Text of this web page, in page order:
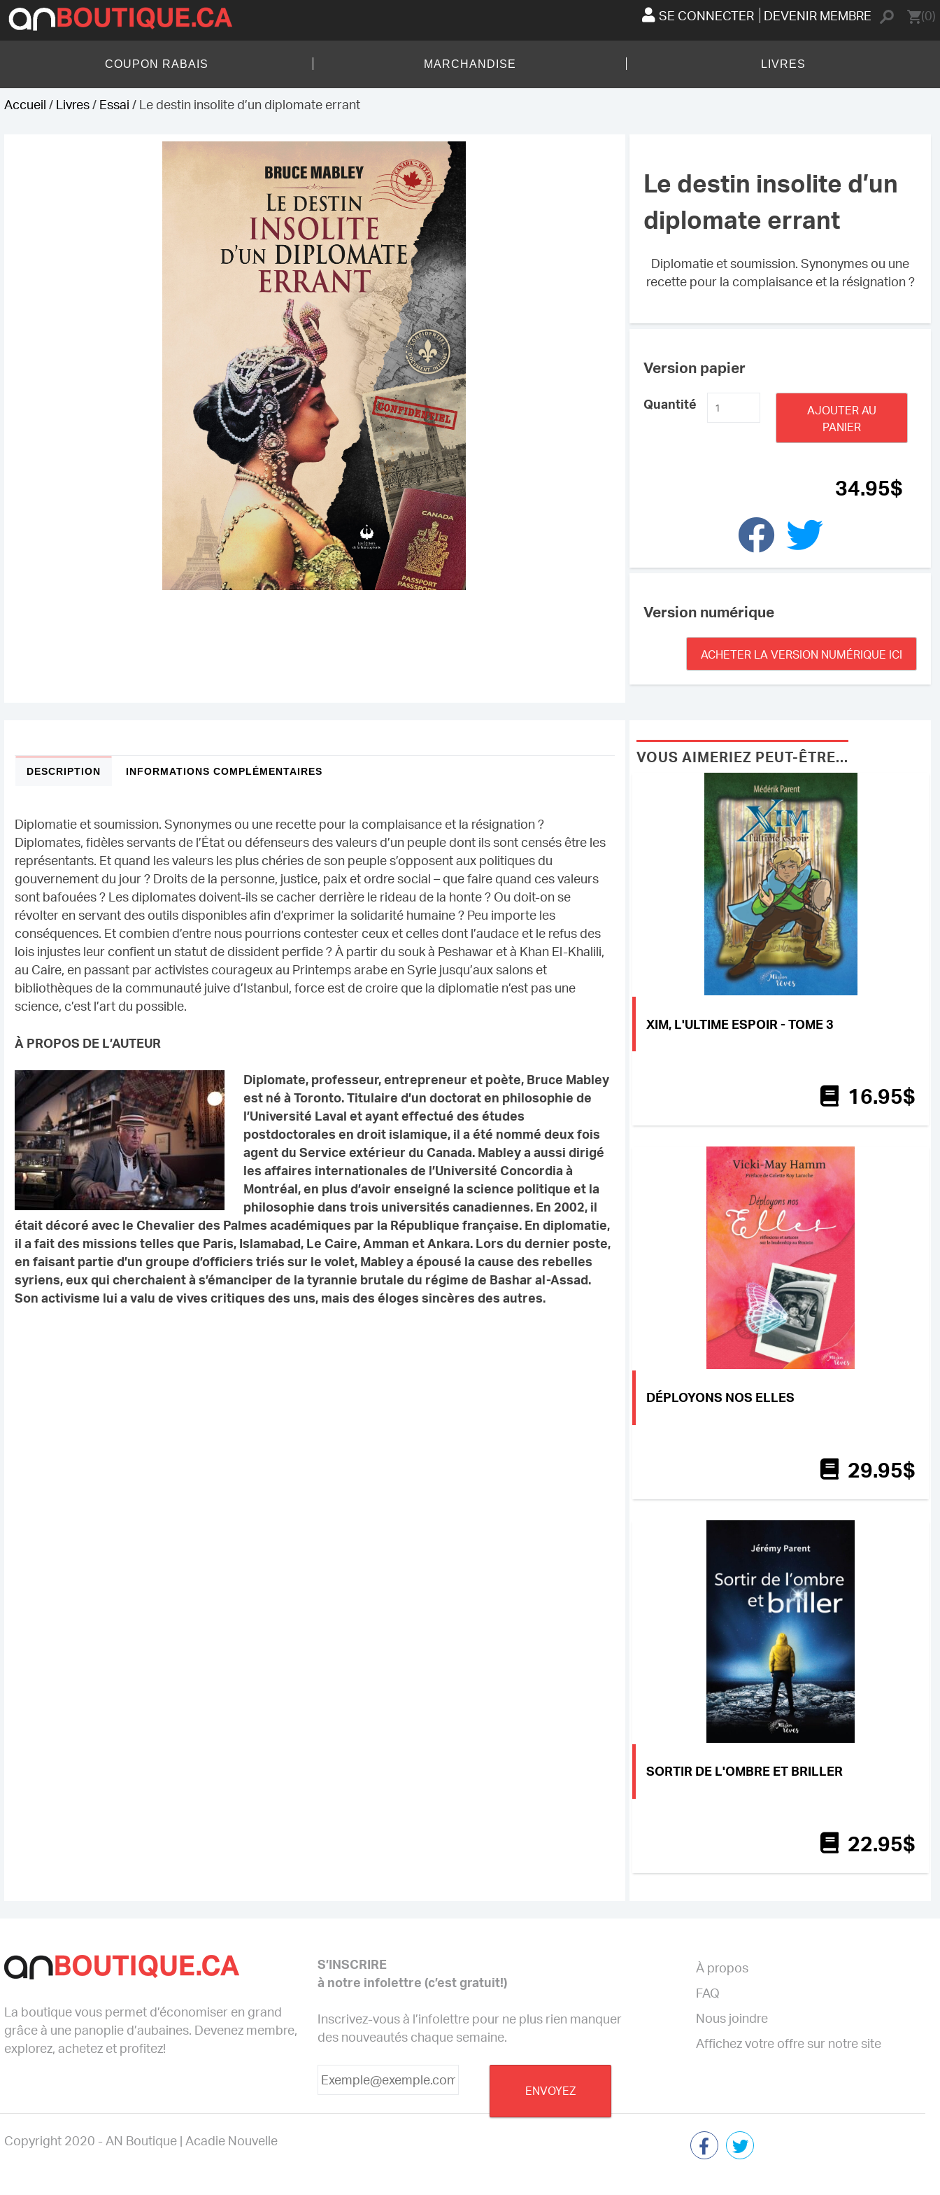
Skip
to
content
SE CONNECTER DEVENIR MEMBRE (0)
COUPON RABAIS MARCHANDISE LIVRES
Accueil / Livres/ Essai / Le destin insolite d’un diplomate errant
Le destin insolite d’un
diplomate errant
Diplomatie et soumission. Synonymes ou une
recette pour la complaisance et la résignation ?
Version papier
Quantité
quantité
errant
AJOUTER AU
PANIER
34.95$
Version numérique
ACHETER LA VERSION NUMÉRIQUE ICI
DESCRIPTION INFORMATIONS COMPLÉMENTAIRES
Diplomatie et soumission. Synonymes ou une recette pour la complaisance et la résignation ?
Diplomates, fidèles servants de l’État ou défenseurs des valeurs d’un peuple dont ils sont censés être les
représentants. Et quand les valeurs les plus chéries de son peuple s’opposent aux politiques du
gouvernement du jour ? Droits de la personne, justice, paix et ordre social – que faire quand ces valeurs
sont bafouées ? Les diplomates doivent-ils se cacher derrière le rideau de la honte ? Ou doit-on se
révolter en servant des outils disponibles afin d’exprimer la solidarité humaine ? Peu importe les
conséquences. Et combien d’entre nous pourrions contester ceux et celles dont l’audace et le refus des
lois injustes leur confient un statut de dissident perfide ? À partir du souk à Peshawar et à Khan El-Khalili,
au Caire, en passant par activistes courageux au Printemps arabe en Syrie jusqu’aux salons et
bibliothèques de la communauté juive d’Istanbul, force est de croire que la diplomatie n’est pas une
science, c’est l’art du possible.
À PROPOS DE L’AUTEUR
Diplomate, professeur, entrepreneur et poète, Bruce Mabley
est né à Toronto. Titulaire d’un doctorat en philosophie de
l’Université Laval et ayant effectué des études
postdoctorales en droit islamique, il a été nommé deux fois
agent du Service extérieur du Canada. Mabley a aussi dirigé
les affaires internationales de l’Université Concordia à
Montréal, en plus d’avoir enseigné la science politique et la
philosophie dans trois universités canadiennes. En 2002, il
était décoré avec le Chevalier des Palmes académiques par la République française. En diplomatie,
il afait des missions telles que Paris, Islamabad, Le Caire, Amman et Ankara. Lors du dernier poste,
en faisant partied’un groupe d’officiers triés sur le volet, Mabley a épousé la cause des rebelles
syriens, eux qui cherchaient às’émanciper de la tyrannie brutale du régime de Bashar al-Assad.
Son activisme lui a valu de vives critiques des uns, mais des éloges sincères des autres.
VOUS AIMERIEZ PEUT-ÊTRE...
XIM, L'ULTIME ESPOIR - TOME 3
16.95$
DÉPLOYONS NOS ELLES
29.95$
SORTIR DE L'OMBRE ET BRILLER
22.95$
La boutique vous permet d’économiser en grand
grâce à une panoplie d’aubaines. Devenez membre,
explorez, achetez et profitez!
S’INSCRIRE
à notre infolettre (c’est gratuit!)
Inscrivez-vous à l’infolettre pour ne plus rien manquer
des nouveautés chaque semaine.
À propos
FAQ
Nous joindre
Affichez votre offre sur notre site
Copyright 2020 - AN Boutique | Acadie Nouvelle